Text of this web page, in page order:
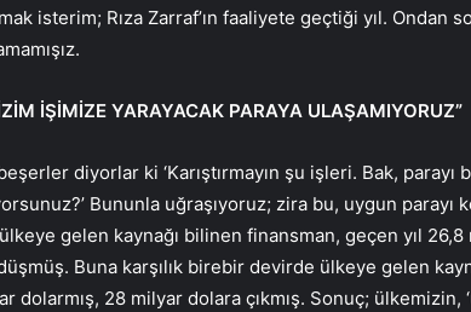
isterim; Rıza Zarraf’ın faaliyete geçtiği yıl. Ondan
İŞİMİZE YARAYACAK PARAYA ULAŞAMIYORUZ”
diyorlar ki ‘Karıştırmayın şu işleri. Bak,
Bununla uğraşıyoruz; zira bu, uygun
gelen kaynağı bilinen finansman, geçen yıl
Buna karşılık birebir devirde ülkeye gelen
dolarmış, 28 milyar dolara çıkmış. Sonuç;